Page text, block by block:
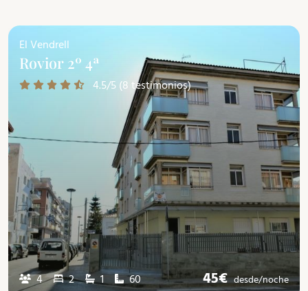
El Vendrell
Rovior 2º 4ª
4.5/5 (8 testimonios)
4 2 1 60 45€desde/noche